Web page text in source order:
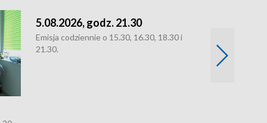
5.08.2026, godz. 21.30
Emisja codziennie o 15.30, 16.30, 18.30 i
21.30.